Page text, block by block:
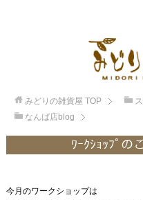
みどりの雑貨屋 TOP
なんば店blog
ﾜｰｸｼｮｯﾌﾟの
今月のワークショップは